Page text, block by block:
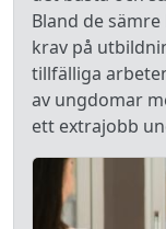
Bland de
krav på
tillfälliga
av ungdomar
ett extrajobb